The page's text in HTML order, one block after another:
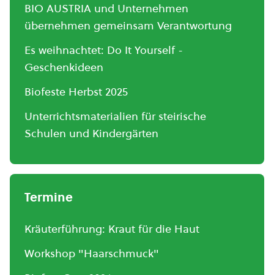
BIO AUSTRIA und Unternehmen
übernehmen gemeinsam Verantwortung
Es weihnachtet: Do It Yourself -
Geschenkideen
Biofeste Herbst 2025
Unterrichtsmaterialien für steirische
Schulen und Kindergärten
Termine
Kräuterführung: Kraut für die Haut
Workshop "Haarschmuck"